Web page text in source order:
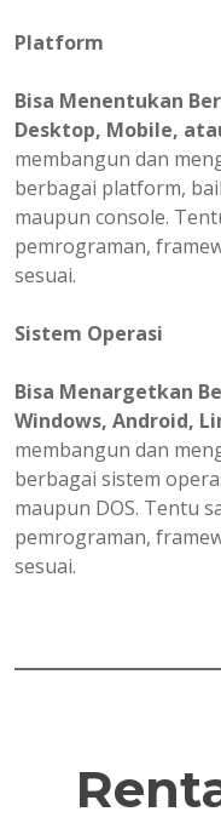
Platform
Bisa Menentukan
Desktop, Mobile,
membangun dan
berbagai platform,
maupun console.
pemrograman,
sesuai.
Sistem Operasi
Bisa Menargetkan
Windows, Android,
membangun dan
berbagai sistem
maupun DOS. Tentu
pemrograman,
sesuai.